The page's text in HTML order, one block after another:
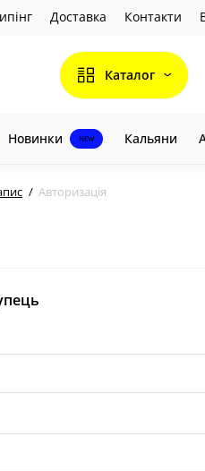
Доставка Контакти
Каталог
Новинки NEW Кальяни
Авторизація